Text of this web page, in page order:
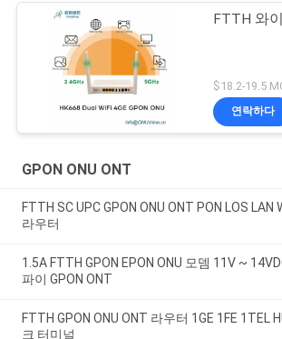
FTTH 와
$18.2-19.5
연락하다
GPON ONU ONT
FTTH SC UPC GPON ONU ONT PON LOS LAN
라우터
1.5A FTTH GPON EPON ONU 모뎀 11V ~
파이 GPON ONT
FTTH GPON ONU ONT 라우터 1GE 1FE 1TEL
크 터미널